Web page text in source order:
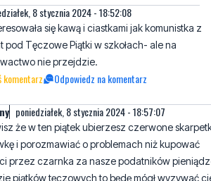
nie przejdzie.
komentarz Odpowiedz na komentarz
poniedziałek, 8 stycznia 2024 - 18:57:07
że w ten piątek ubierzesz czerwone
przez czarnka za nasze podatników
piątków tęczowych to będę mógł wyzywać
komentarz Odpowiedz na komentarz